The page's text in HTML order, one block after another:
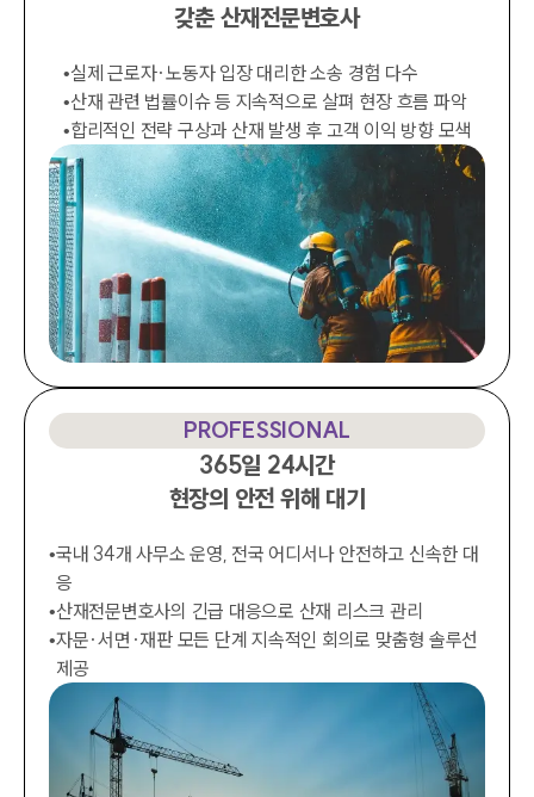
갖춘 산재전문변호사
•실제 근로자·노동자 입장 대리한 소송 경험 다수
•산재 관련 법률이슈 등 지속적으로 살펴 현장 흐름 파악
•합리적인 전략 구상과 산재 발생 후 고객 이익 방향 모색
PROFESSIONAL
365일 24시간
현장의 안전 위해 대기
•국내 34개 사무소 운영, 전국 어디서나 안전하고 신속한 대
응
•산재전문변호사의 긴급 대응으로 산재 리스크 관리
•자문·서면·재판 모든 단계 지속적인 회의로 맞춤형 솔루선
제공